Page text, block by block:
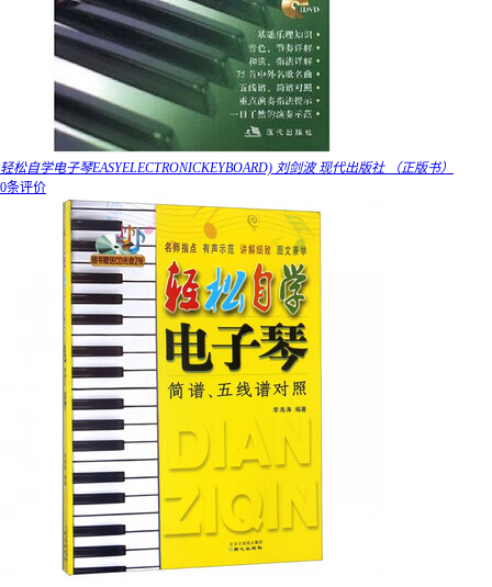
轻松自学电子琴EASYELECTRONICKEYBOARD) 刘剑波 现代出版社 （正版书）
0条评价